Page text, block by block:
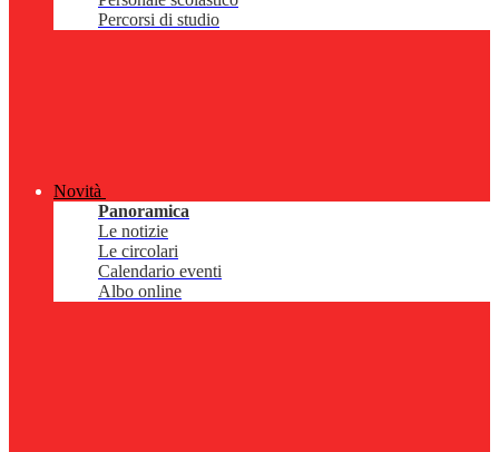
Percorsi di studio
Novità
Panoramica
Le notizie
Le circolari
Calendario eventi
Albo online